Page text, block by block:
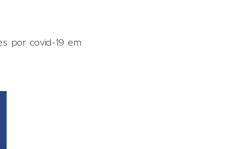
por covid-19 em